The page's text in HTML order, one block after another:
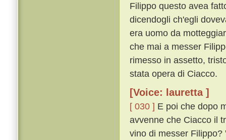
Filippo questo avea
dicendogli ch'egli
era uomo da
che mai a messer
rimesso in assetto,
stata opera di Ciacco.
[Voice: lauretta ]
[ 030 ] E poi che dopo
avvenne che Ciacco il
vino di messer Filippo?